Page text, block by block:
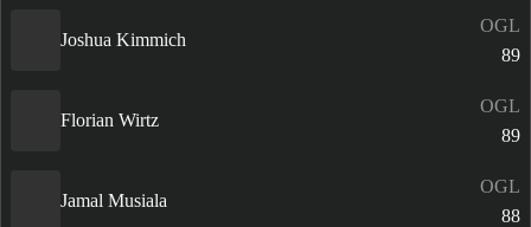
Joshua Kimmich
OGL
89
Florian Wirtz
OGL
89
Jamal Musiala
OGL
88